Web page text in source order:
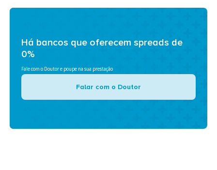
Há bancos que oferecem spreads de
0%
Fale com o Doutor e poupe na sua prestação
Falar com o Doutor